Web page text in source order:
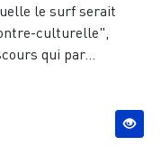
le surf serait
culturelle",
qui par...